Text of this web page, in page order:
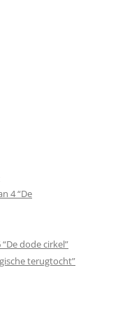
4 “De
dode cirkel”
terugtocht”